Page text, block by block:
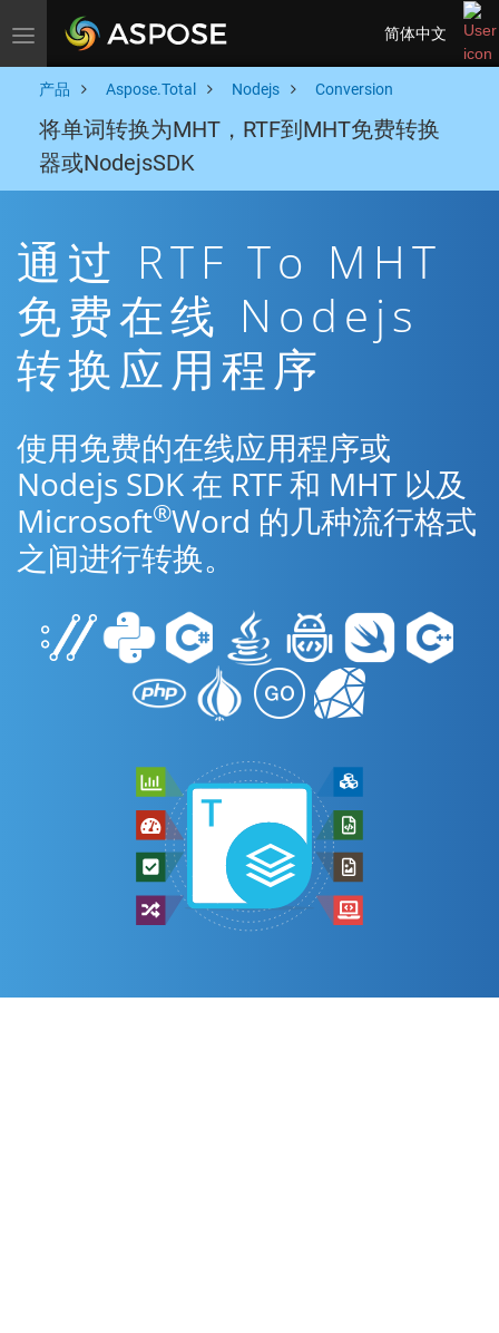
Toggle navigation 简体中文
产品 Aspose.Total Nodejs Conversion
将单词转换为MHT，RTF到MHT免费转换
器或NodejsSDK
通过 RTF To MHT
免费在线 Nodejs
转换应用程序
使用免费的在线应用程序或
Nodejs SDK 在 RTF 和 MHT 以及
Microsoft®Word 的几种流行格式
之间进行转换。